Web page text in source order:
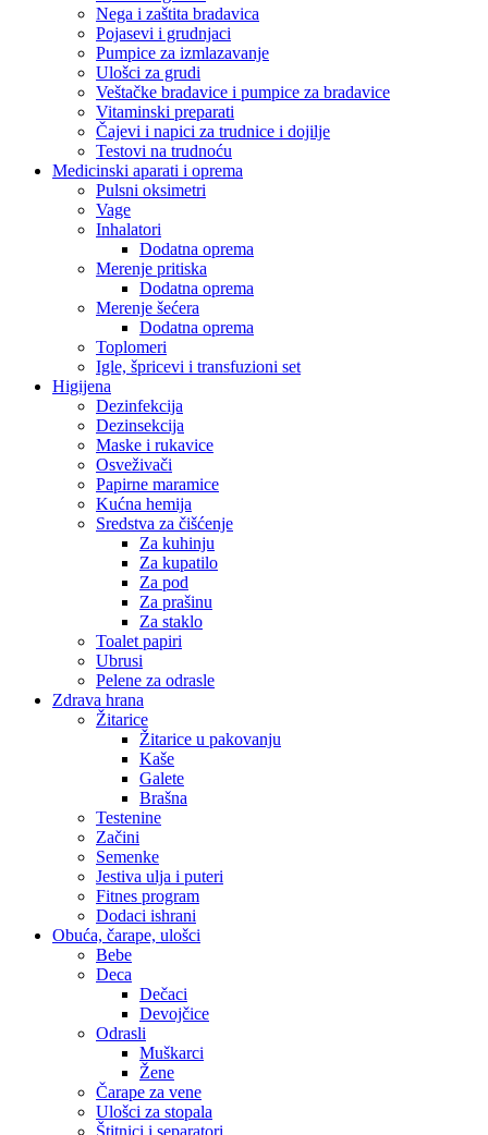
Nega i zaštita bradavica
Pojasevi i grudnjaci
Pumpice za izmlazavanje
Ulošci za grudi
Veštačke bradavice i pumpice za bradavice
Vitaminski preparati
Čajevi i napici za trudnice i dojilje
Testovi na trudnoću
Medicinski aparati i oprema
Pulsni oksimetri
Vage
Inhalatori
Dodatna oprema
Merenje pritiska
Dodatna oprema
Merenje šećera
Dodatna oprema
Toplomeri
Igle, špricevi i transfuzioni set
Higijena
Dezinfekcija
Dezinsekcija
Maske i rukavice
Osveživači
Papirne maramice
Kućna hemija
Sredstva za čišćenje
Za kuhinju
Za kupatilo
Za pod
Za prašinu
Za staklo
Toalet papiri
Ubrusi
Pelene za odrasle
Zdrava hrana
Žitarice
Žitarice u pakovanju
Kaše
Galete
Brašna
Testenine
Začini
Semenke
Jestiva ulja i puteri
Fitnes program
Dodaci ishrani
Obuća, čarape, ulošci
Bebe
Deca
Dečaci
Devojčice
Odrasli
Muškarci
Žene
Čarape za vene
Ulošci za stopala
Štitnici i separatori